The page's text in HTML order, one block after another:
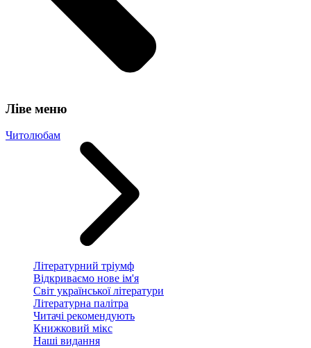
Ліве меню
Читолюбам
Літературний тріумф
Відкриваємо нове ім'я
Світ української літератури
Літературна палітра
Читачі рекомендують
Книжковий мікс
Наші видання